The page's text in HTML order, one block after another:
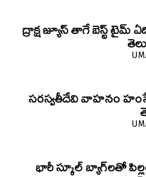
ద్రాక్ష జ్యూస్ తాగే బెస్ట్
సరస్వతీదేవి వాహనం హంసే
భారీ స్కూల్ బ్యాగ్‌లతో